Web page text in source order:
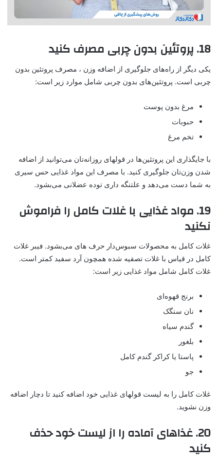
18. پروتئین بدون چربی مصرف کنید
یکی دیگر از راه‌های جلوگیری از اضافه وزن ، مصرف پروتئین بدون
چربی است. پروتئین‌های بدون چربی شامل موارد زیر است:
مرغ بدون پوست
حبوبات
تخم مرغ
با جایگذاری این پروتئین‌ها در قولهای روزانه‌تان می‌توانید از اضافه
شدن وزن‌تان جلوگیری کنید. با مصرف این مواد غذایی حس سیری
به شما دست می‌دهد و علتنگه داری توده عضلانی می‌‎بشود.
19. مواد غذایی با غلات کامل را فراموش
نکنید
غلات کامل به محصولات سبوس‌دار حرف های می‌‎بشود. فیبر غلات
کامل در قیاس با غلات تصفیه شده همچون آرد سفید کمتر است.
غلات کامل شامل مواد غذایی زیر است:
برنج قهوه‌ای
نان سنگک
گندم سیاه
بلغور
پاستا یا کراکر گندم کامل
جو
غلات کامل را به لیست قولهای غذایی خود اضافه کنید تا دچار اضافه
وزن نشوید.
20. غذا‌های آماده را از لیست خود حذف
کنید